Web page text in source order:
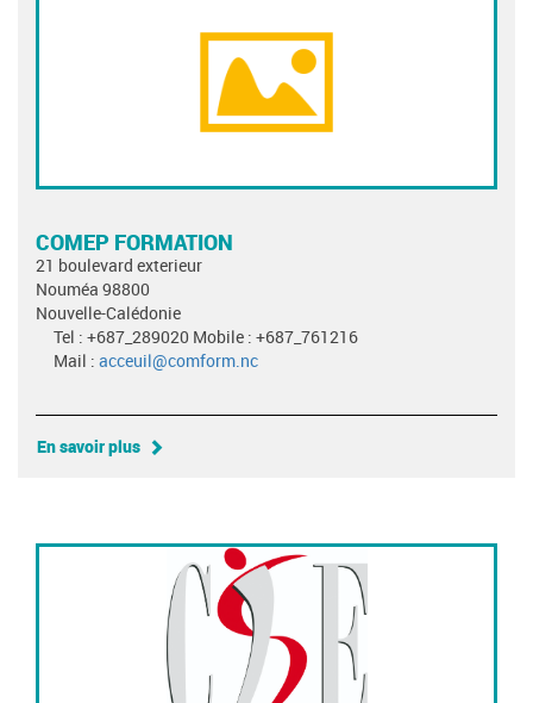
COMEP FORMATION
21 boulevard exterieur
Nouméa 98800
Nouvelle-Calédonie
Tel : +687_289020 Mobile : +687_761216
Mail : acceuil@comform.nc
En savoir plus